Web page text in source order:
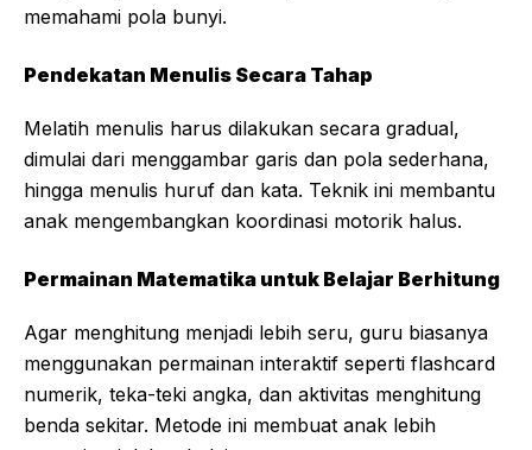
memahami pola bunyi.
Pendekatan Menulis Secara Tahap
Melatih menulis harus dilakukan secara gradual,
dimulai dari menggambar garis dan pola sederhana,
hingga menulis huruf dan kata. Teknik ini membantu
anak mengembangkan koordinasi motorik halus.
Permainan Matematika untuk Belajar Berhitung
Agar menghitung menjadi lebih seru, guru biasanya
menggunakan permainan interaktif seperti flashcard
numerik, teka-teki angka, dan aktivitas menghitung
benda sekitar. Metode ini membuat anak lebih